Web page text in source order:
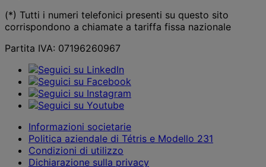
(*) Tutti i numeri telefonici presenti su questo sito
corrispondono a chiamate a tariffa fissa nazionale
Partita IVA: 07196260967
Informazioni societarie
Politica aziendale di Tétris e Modello 231
Condizioni di utilizzo
Dichiarazione sulla privacy